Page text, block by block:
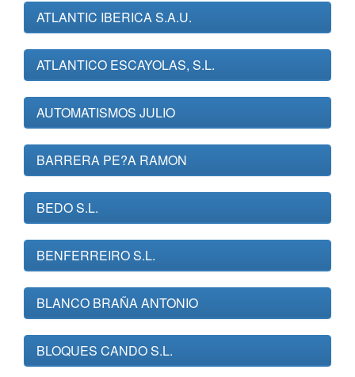
ATLANTIC IBERICA S.A.U.
ATLANTICO ESCAYOLAS, S.L.
AUTOMATISMOS JULIO
BARRERA PE?A RAMON
BEDO S.L.
BENFERREIRO S.L.
BLANCO BRAÑA ANTONIO
BLOQUES CANDO S.L.